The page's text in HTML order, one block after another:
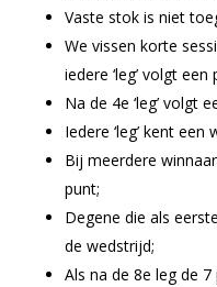
Vaste stok is niet
We vissen korte
iedere ‘leg’ volgt
Na de 4e ‘leg’ volgt
Iedere ‘leg’ kent
Bij meerdere
punt;
Degene die als
de wedstrijd;
Als na de 8e leg de